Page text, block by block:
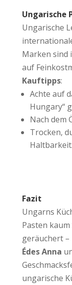
Ungarische
Ungarische
Marken sind
auf
Kauftipps:
Achte auf
Hungary“
Nach dem
Trocken,
Haltbarkeit.
Fazit
Ungarns
Pasten
geräuchert –
Édes Anna
ungarische